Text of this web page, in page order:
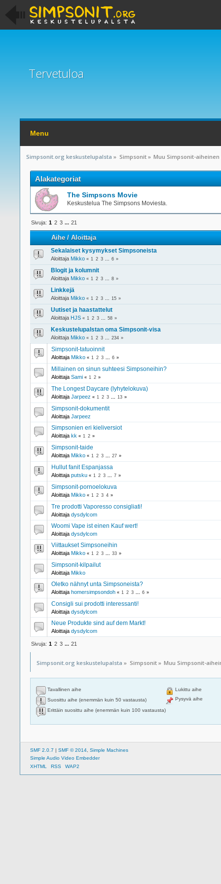
Tervetuloa
Menu
Simpsonit.org keskustelupalsta » Simpsonit» Muu Simpsonit-aiheinen
Alakategoriat
The Simpsons Movie
Keskustelua The Simpsons Moviesta.
Sivuja: 1 2 3 ... 21
Aihe/Aloittaja
Sekalaiset kysymykset Simpsoneista
Aloittaja Mikko « 1 2 3 ... 6 »
Blogit ja kolumnit
Aloittaja Mikko « 1 2 3 ... 8 »
Linkkejä
Aloittaja Mikko « 1 2 3 ... 15 »
Uutiset ja haastattelut
Aloittaja HJS « 1 2 3 ... 58 »
Keskustelupalstan oma Simpsonit-visa
Aloittaja Mikko « 1 2 3 ... 234 »
Simpsonit-tatuoinnit
Aloittaja Mikko « 1 2 3 ... 6 »
Millainen on sinun suhteesi Simpsoneihin?
Aloittaja Sami « 1 2 »
The Longest Daycare (lyhytelokuva)
Aloittaja Jarpeez « 1 2 3 ... 13 »
Simpsonit-dokumentit
Aloittaja Jarpeez
Simpsonien eri kieliversiot
Aloittaja kk « 1 2 »
Simpsonit-taide
Aloittaja Mikko « 1 2 3 ... 27 »
Hullut fanit Espanjassa
Aloittaja putsku « 1 2 3 ... 7 »
Simpsonit-pornoelokuva
Aloittaja Mikko « 1 2 3 4 »
Tre prodotti Vaporesso consigliati!
Aloittaja dysdylcom
Woomi Vape ist einen Kauf wert!
Aloittaja dysdylcom
Viittaukset Simpsoneihin
Aloittaja Mikko « 1 2 3 ... 33 »
Simpsonit-kilpailut
Aloittaja Mikko
Oletko nähnyt unta Simpsoneista?
Aloittaja homersimpsondoh « 1 2 3 ... 6 »
Consigli sui prodotti interessanti!
Aloittaja dysdylcom
Neue Produkte sind auf dem Markt!
Aloittaja dysdylcom
Sivuja: 1 2 3 ... 21
Simpsonit.org keskustelupalsta » Simpsonit» Muu Simpsonit-
Tavallinen aihe
Suosittu aihe (enemmän kuin 50 vastausta)
Erittäin suosittu aihe (enemmän kuin 100 vastausta)
Lukittu aihe
Pysyvä aihe
SMF 2.0.7 SMF © 2014, Simple Machines
Simple Audio Video Embedder
XHTML
RSS WAP2